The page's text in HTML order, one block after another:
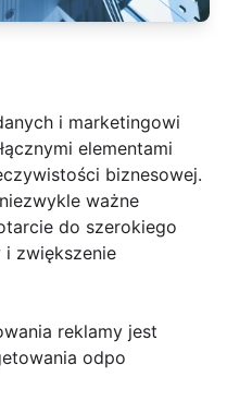
i marketingowi
elementami
biznesowej.
ważne
do szerokiego
zwiększenie
reklamy jest
odpo